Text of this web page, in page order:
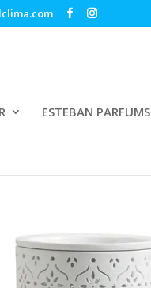
ESTEBAN PARFUMS